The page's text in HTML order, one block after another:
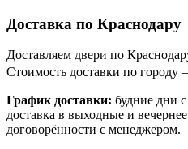
Доставка по Краснодару
Доставляем двери по
Стоимость доставки по городу
График доставки: будние дни
доставка в выходные и
договорённости с менеджером.